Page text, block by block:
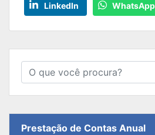
LinkedIn WhatsApp
Prestação de Contas Anual